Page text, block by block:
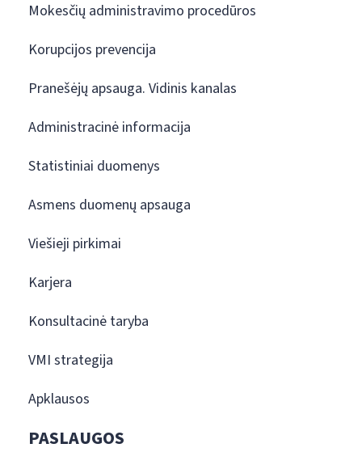
Mokesčių administravimo procedūros
Korupcijos prevencija
Pranešėjų apsauga. Vidinis kanalas
Administracinė informacija
Statistiniai duomenys
Asmens duomenų apsauga
Viešieji pirkimai
Karjera
Konsultacinė taryba
VMI strategija
Apklausos
PASLAUGOS